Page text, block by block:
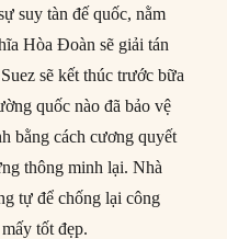
suy tàn đế quốc, nằm
Hòa Đoàn sẽ giải tán
sẽ kết thúc trước bữa
quốc nào đã bảo vệ
bằng cách cương quyết
thông minh lại. Nhà
tự để chống lại công
tốt đẹp.